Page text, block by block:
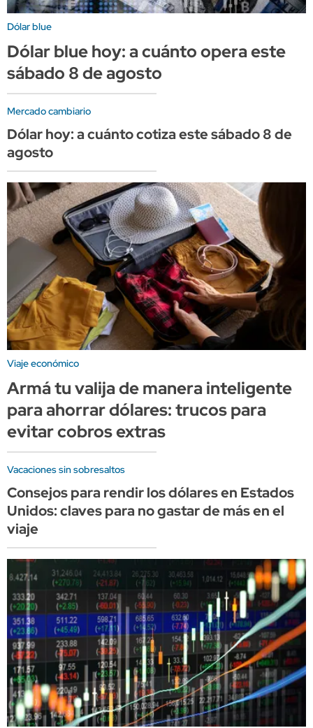
Dólar blue
Dólar blue hoy: a cuánto opera este
sábado 8 de agosto
Mercado cambiario
Dólar hoy: a cuánto cotiza este sábado 8 de
agosto
Viaje económico
Armá tu valija de manera inteligente
para ahorrar dólares: trucos para
evitar cobros extras
Vacaciones sin sobresaltos
Consejos para rendir los dólares en Estados
Unidos: claves para no gastar de más en el
viaje